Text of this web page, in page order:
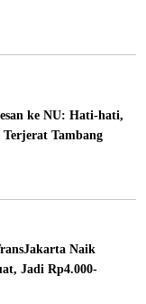
ke NU: Hati-hati,
Terjerat Tambang
Naik
Jadi Rp4.000-